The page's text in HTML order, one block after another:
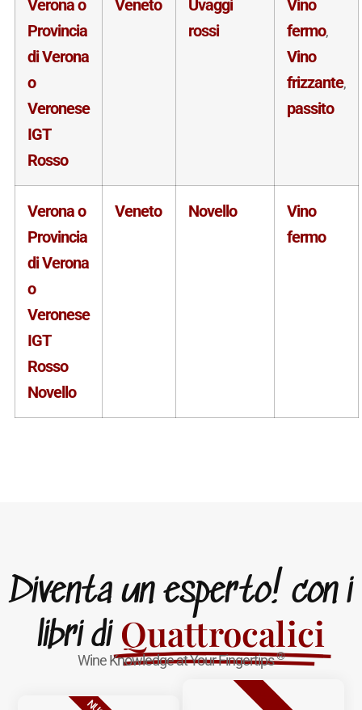
Verona o
Provincia
di Verona
o
Veronese
IGT
Rosso
Veneto
Uvaggi
rossi
Vino
fermo,
Vino
frizzante,
passito
Verona o
Provincia
di Verona
o
Veronese
IGT
Rosso
Novello
Veneto Novello
Vino
fermo
Diventa un esperto! con i
libri di Quattrocalici
Wine Knowledge at Your Fingertips®